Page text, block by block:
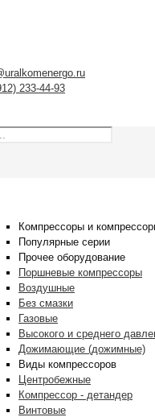
233-44-93
Компрессоры и
Популярные серии
Прочее оборудование
Поршневые компрессоры
Воздушные
Без смазки
Газовые
Высокого и среднего
Дожимающие (дожимные)
Виды компрессоров
Центробежные
Компрессор - детандер
Винтовые